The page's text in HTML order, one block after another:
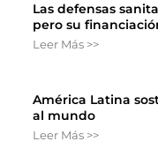
Las defensas
pero su
Leer Más >>
América Latina
al mundo
Leer Más >>